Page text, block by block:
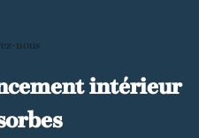
nous
intérieur